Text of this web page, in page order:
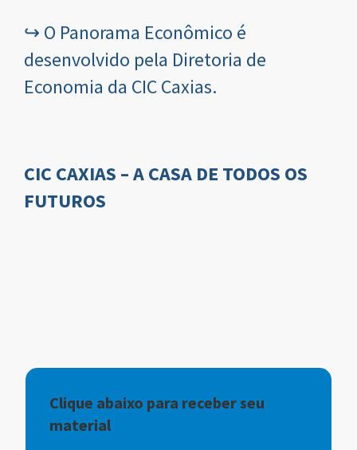
↪️ O Panorama Econômico é
desenvolvido pela Diretoria de
Economia da CIC Caxias.
CIC CAXIAS – A CASA DE TODOS OS
FUTUROS
Clique abaixo para receber seu
material